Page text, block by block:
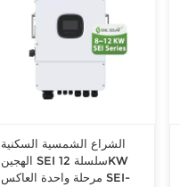
الشراع الشمسية السكنية
الهجين SEI سلسلة 12KW
مرحلة واحدة العاكس SEI-